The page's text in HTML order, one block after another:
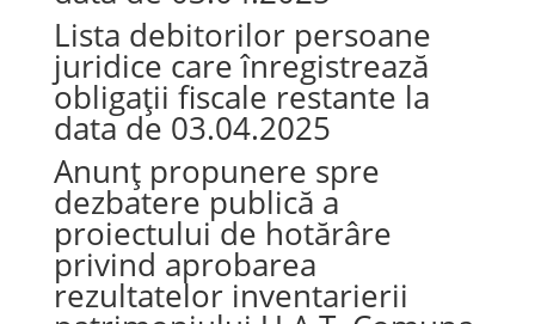
Lista debitorilor persoane
juridice care înregistrează
obligații fiscale restante la
data de 03.04.2025
Anunț propunere spre
dezbatere publică a
proiectului de hotărâre
privind aprobarea
rezultatelor inventarierii